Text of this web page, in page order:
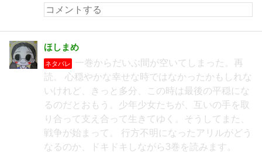
ほしまめ
ネタバレ
一巻からだいぶ間が空いてしまった。再
読。 心穏やかな幸せな時ではなかったかもしれな
いけれど、きっと多分、この時は最後の平穏にな
るのだとおもう。少年少女たちが、互いの手を取
り合って支え合って生きてゆく。そうしてまた、
戦争が始まって。 行方不明になったアリルがどう
なるのか、ドキドキしながら3巻を読みます。